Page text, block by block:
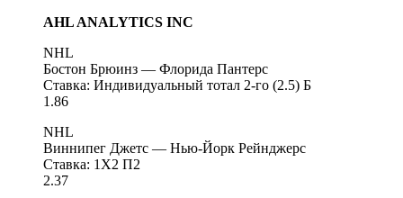
AHL ANALYTICS INC
NHL
Бостон Брюинз — Флорида Пантерс
Ставка: Индивидуальный тотал 2-го (2.5) Б
1.86
NHL
Виннипег Джетс — Нью-Йорк Рейнджерс
Ставка: 1X2 П2
2.37